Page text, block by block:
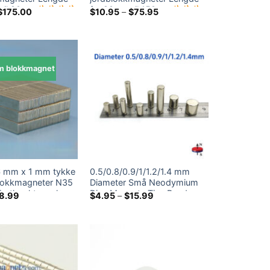
80mm
175.00Prisområde:
fra 80mm til 150mm
$10.95 – $75.95Prisområde:
blokkmagnet
mm x 1 mm tykke
N35
rektangulære
0.5/0.8/0.9/1/1.2/1.4 mm
Diameter Små Neodymium
Disc Magnets Tiny Runde
$4.95 – $15.99Prisområde: